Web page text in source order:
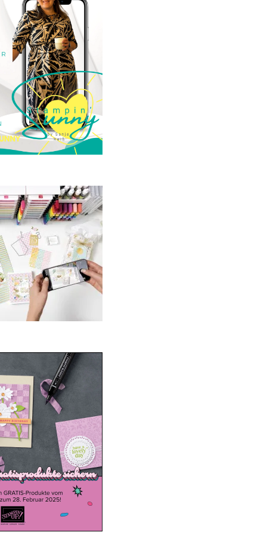
Januar 2025
NEU:
Club
Januar 2025
a-bration 2025
Januar 2025